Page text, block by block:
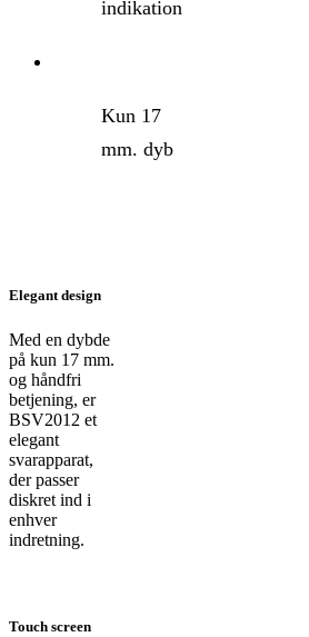
indikation
Kun 17
mm. dyb
Elegant design
Med en dybde
på kun 17 mm.
og håndfri
betjening, er
BSV2012 et
elegant
svarapparat,
der passer
diskret ind i
enhver
indretning.
Touch screen